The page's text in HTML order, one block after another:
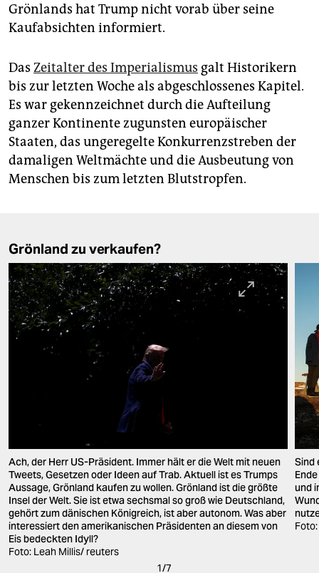
Grönlands hat Trump nicht vorab über seine
Kaufabsichten informiert.
Das Zeitalter des Imperialismus galt Historikern
bis zur letzten Woche als abgeschlossenes Kapitel.
Es war gekennzeichnet durch die Aufteilung
ganzer Kontinente zugunsten europäi­scher
Staaten, das ungeregelte Konkurrenzstreben der
damaligen Weltmächte und die Ausbeutung von
Menschen bis zum letzten Blutstropfen.
Grönland zu verkaufen?
Ach, der Herr US-Präsident. Immer hält er die Welt mit neuen
Tweets, Gesetzen oder Ideen auf Trab. Aktuell ist es Trumps
Aussage, Grönland kaufen zu wollen. Grönland ist die größte
Insel der Welt. Sie ist etwa sechsmal so groß wie Deutschland,
gehört zum dänischen Königreich, ist aber autonom. Was aber
interessiert den amerikanischen Präsidenten an diesem von
Eis bedeckten Idyll?
Foto: Leah Millis/ reuters
Sind
und
1/7